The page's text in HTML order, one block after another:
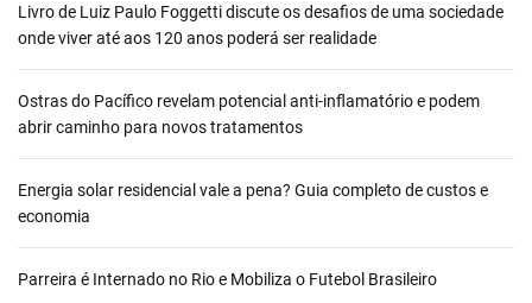
Livro de Luiz Paulo Foggetti discute os desafios de uma sociedade
onde viver até aos 120 anos poderá ser realidade
Ostras do Pacífico revelam potencial anti-inflamatório e podem
abrir caminho para novos tratamentos
Energia solar residencial vale a pena? Guia completo de custos e
economia
Parreira é Internado no Rio e Mobiliza o Futebol Brasileiro